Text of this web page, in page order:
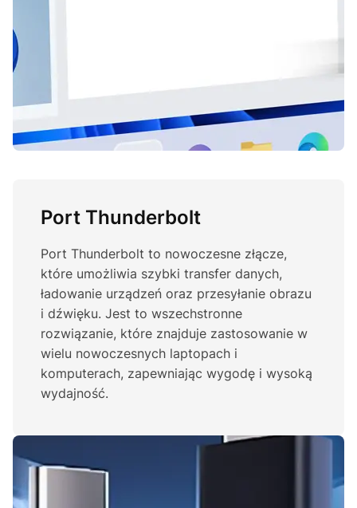
Port Thunderbolt
Port Thunderbolt to nowoczesne złącze,
które umożliwia szybki transfer danych,
ładowanie urządzeń oraz przesyłanie obrazu
i dźwięku. Jest to wszechstronne
rozwiązanie, które znajduje zastosowanie w
wielu nowoczesnych laptopach i
komputerach, zapewniając wygodę i wysoką
wydajność.